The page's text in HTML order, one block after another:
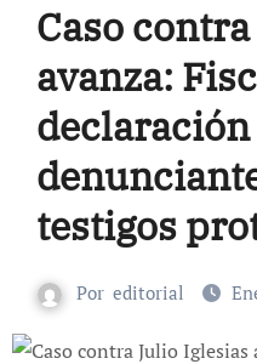
Caso
avanza:
declaración
testigos
Por editorial